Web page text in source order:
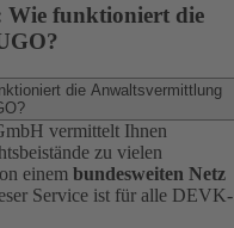
Wie funktioniert die
die Anwaltsvermittlung
vermittelt Ihnen
zu vielen
einem bundesweiten Netz
Service ist für alle DEVK-